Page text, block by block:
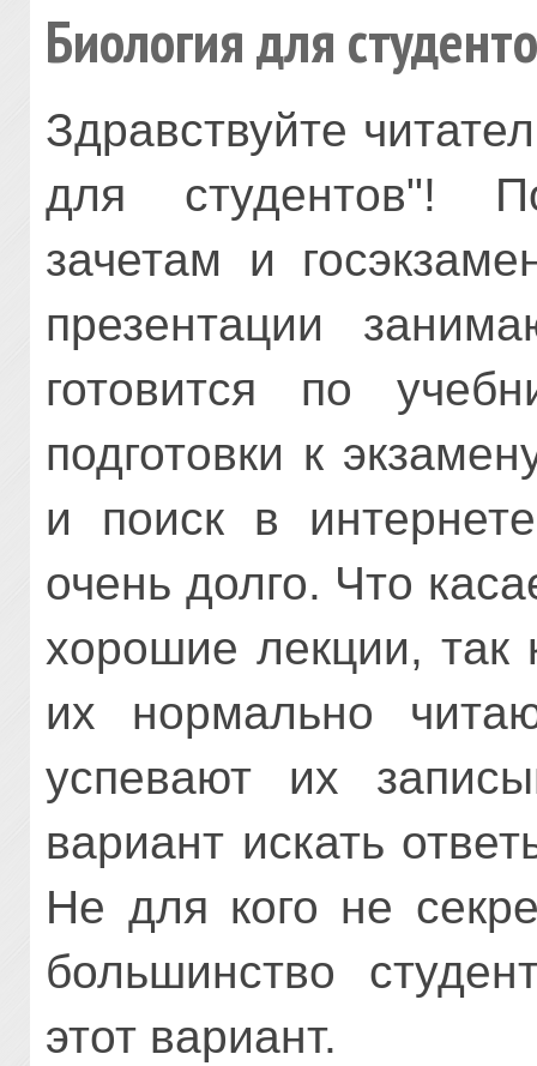
Биология для
Здравствуйте
для студентов"!
зачетам и
презентации
готовится по
подготовки к
и поиск в
очень долго. Что
хорошие лекции, так
их нормально
успевают их
вариант искать
Не для кого не
большинство
этот вариант.